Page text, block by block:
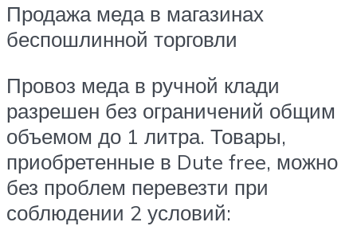
Продажа меда в магазинах
беспошлинной торговли
Провоз меда в ручной клади
разрешен без ограничений общим
объемом до 1 литра. Товары,
приобретенные в Dute free, можно
без проблем перевезти при
соблюдении 2 условий: